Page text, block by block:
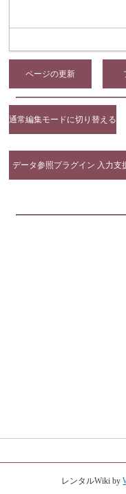
ページの更新
通常編集モードに切り替える
データ参照プラグイン 入力
レンタルWiki by